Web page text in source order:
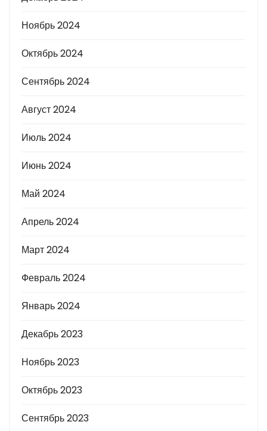
Ноябрь 2024
Октябрь 2024
Сентябрь 2024
Август 2024
Июль 2024
Июнь 2024
Май 2024
Апрель 2024
Март 2024
Февраль 2024
Январь 2024
Декабрь 2023
Ноябрь 2023
Октябрь 2023
Сентябрь 2023